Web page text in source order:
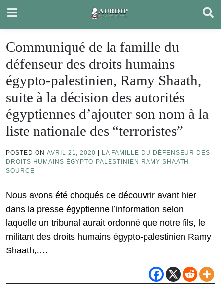
content
Communiqué de la famille du
défenseur des droits humains
égypto-palestinien, Ramy Shaath,
suite à la décision des autorités
égyptiennes d’ajouter son nom à la
liste nationale des “terroristes”
POSTED ON AVRIL 21, 2020
LA FAMILLE DU DÉFENSEUR DES
DROITS HUMAINS ÉGYPTO-PALESTINIEN RAMY SHAATH
SOURCE
Nous avons été choqués de découvrir avant hier
dans la presse égyptienne l’information selon
laquelle un tribunal aurait ordonné que notre fils, le
militant des droits humains égypto-palestinien Ramy
Shaath,….